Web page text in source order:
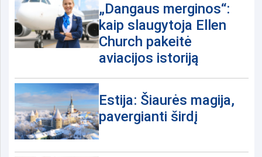
„Dangaus merginos“:
kaip slaugytoja Ellen
Church pakeitė
aviacijos istoriją
Estija: Šiaurės magija,
pavergianti širdį